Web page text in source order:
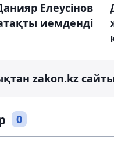
Елеусінов
иемденді
zakon.kz
0